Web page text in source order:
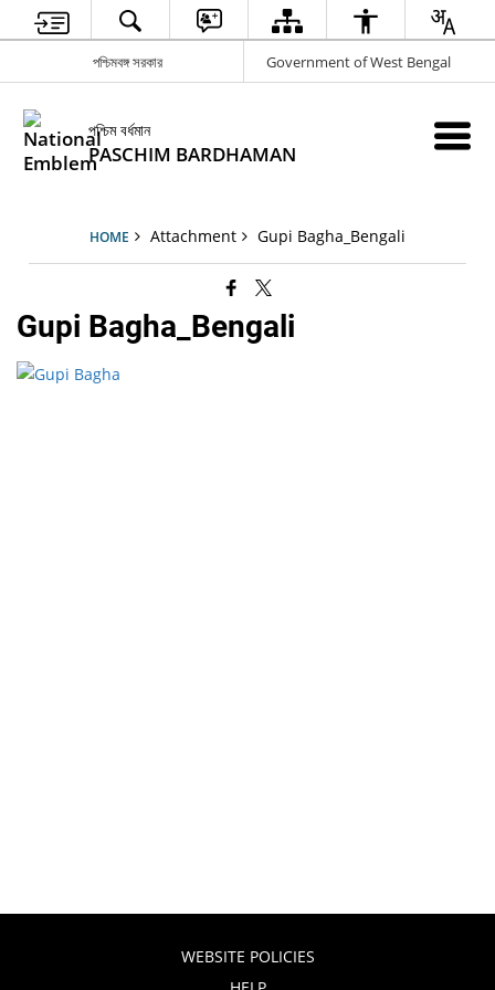
পশ্চিমবঙ্গ সরকার Government of West Bengal
পশ্চিম বর্ধমান
PASCHIM BARDHAMAN
HOME Attachment Gupi Bagha_Bengali
Gupi Bagha_Bengali
WEBSITE POLICIES